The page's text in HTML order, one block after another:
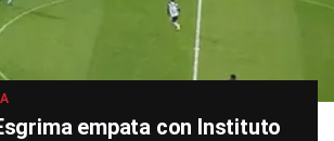
empata con Instituto